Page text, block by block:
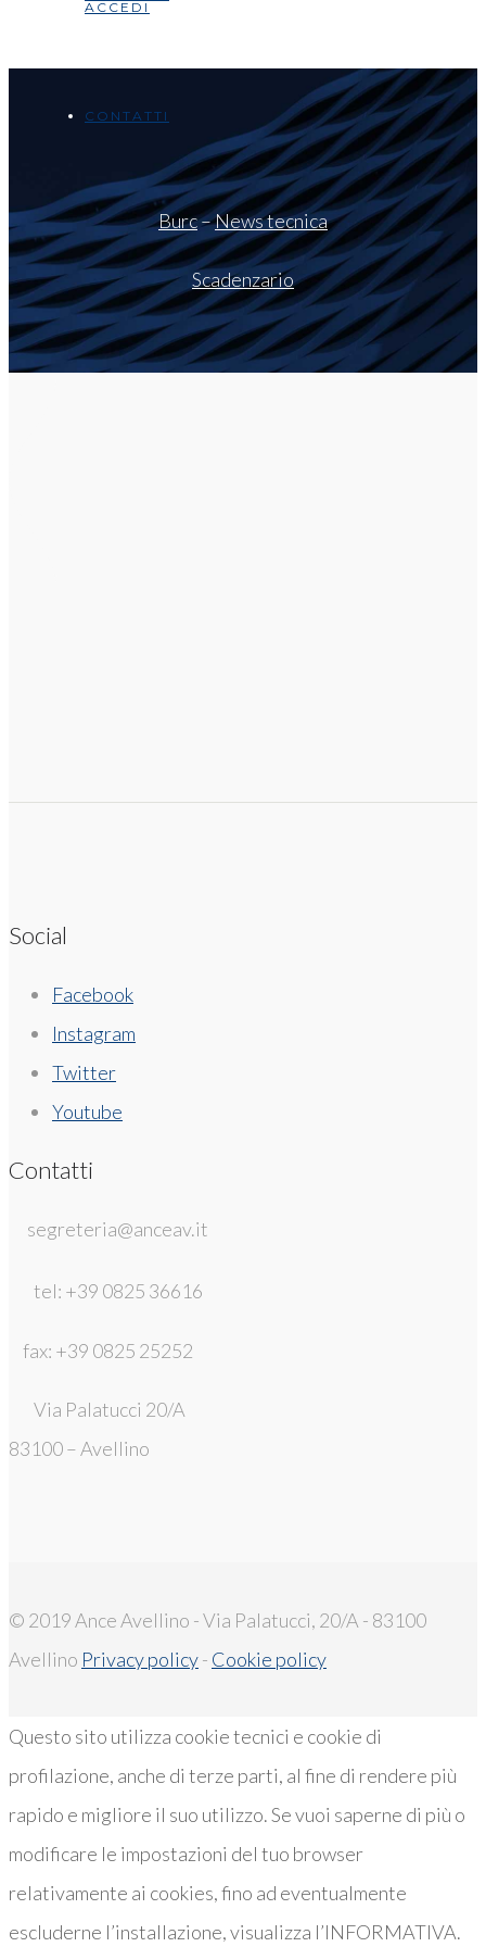
ACCEDI
CONTATTI
Burc–News tecnica
Scadenzario
Social
Facebook
Instagram
Twitter
Youtube
Contatti
segreteria@anceav.it
tel: +39 0825 36616
fax: +39 0825 25252
Via Palatucci 20/A
83100 – Avellino
© 2019 Ance Avellino - Via Palatucci, 20/A - 83100
Avellino Privacy policy- Cookie policy
Questo sito utilizza cookie tecnici e cookie di
profilazione, anche di terze parti, al fine di rendere più
rapido e migliore il suo utilizzo. Se vuoi saperne di più o
modificare le impostazioni del tuo browser
relativamente ai cookies, fino ad eventualmente
escluderne l’installazione, visualizza l’INFORMATIVA.